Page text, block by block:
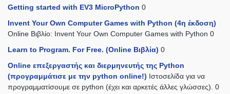
Getting started with EV3 MicroPython 0
Invent Your Own Computer Games with Python (4η έκδοση)
Online Βιβλίο: Invent Your Own Computer Games with Python 0
Learn to Program. For Free. (Online Βιβλία) 0
Online επεξεργαστής και διερμηνευτής της Python
(προγραμμάτισε με την python online!) Ιστοσελίδα για να
προγραμματίσουμε σε python (έχει και αρκετές άλλες γλώσσες). 0